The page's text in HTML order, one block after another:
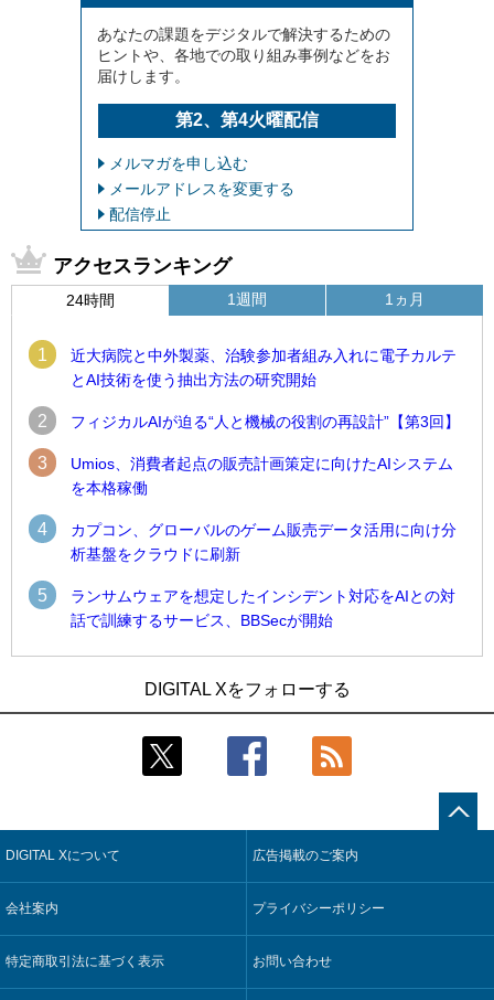
あなたの課題をデジタルで解決するための
ヒントや、各地での取り組み事例などをお
届けします。
第2、第4火曜配信
メルマガを申し込む
メールアドレスを変更する
配信停止
アクセスランキング
24時間
1
近大病院と中外製薬、治験参加者組み入れに電子カルテ
とAI技術を使う抽出方法の研究開始
2 フィジカルAIが迫る“人と機械の役割の再設計”【第3回】
3
Umios、消費者起点の販売計画策定に向けたAIシステム
を本格稼働
4
カプコン、グローバルのゲーム販売データ活用に向け分
析基盤をクラウドに刷新
5
ランサムウェアを想定したインシデント対応をAIとの対
話で訓練するサービス、BBSecが開始
1週間
近大病院と中外製薬、治験参加者組み入れに電子カルテとAI
技術を使う抽出方法の研究開始
コスモ石油、製油所の設備点検への四足歩行ロボット利用を
検証
【COMPUTEX 2026：Arm編】チップ自社製造で鍵を握る台
5
製造業の現場の暗黙知を組織横断で活用するためのナレッジ
管理基盤、LIGHTzが提供
1ヵ月
合基盤を本格稼働
鹿島建設、鋼管柱へのコンクリート充填時の異常を検出する
AIを遠隔監視システムに実装
そもそも今の仕事はAIエージェントを求めているのか【第25
回】
製造業の現場の暗黙知を組織横断で活用するためのナレッジ
5
Umios、消費者起点の販売計画策定に向けたAIシステムを本格
稼働
DIGITAL Xをフォローする
DIGITAL Xについて 広告掲載のご案内
会社案内 プライバシーポリシー
特定商取引法に基づく表示 お問い合わせ